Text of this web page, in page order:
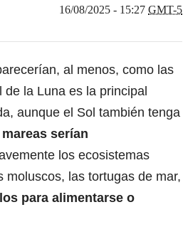
16/08/2025 - 15:27 GMT-5
al menos, como las
de la Luna es la principal
aunque el Sol también tenga
mareas serían
los ecosistemas
las tortugas de mar,
para alimentarse o